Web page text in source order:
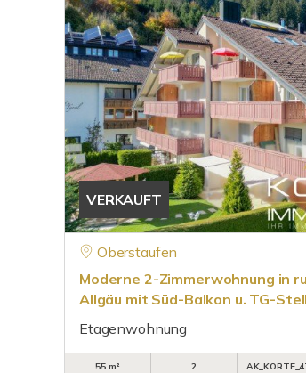
VERKAUFT
Oberstaufen
Moderne 2-Zimmerwohnung in
Allgäu mit Süd-Balkon u. TG-
Etagenwohnung
55 m²
2